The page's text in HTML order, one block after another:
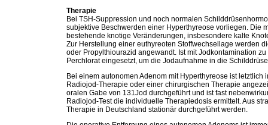
Therapie
Bei TSH-Suppression und noch normalen
subjektive Beschwerden einer Hyperthyreose vorliegen. Die
bestehende knotige Veränderungen, insbesondere kalte
Zur Herstellung einer euthyreoten Stoffwechsellage werden
oder Propylthiourazid angewandt. Ist mit Jodkontamination
Perchlorat eingesetzt, um die Jodaufnahme in die
Bei einem autonomen Adenom mit Hyperthyreose ist
Radiojod-Therapie oder einer chirurgischen Therapie
oralen Gabe von 131Jod durchgeführt und ist fast
Radiojod-Test die individuelle Therapiedosis ermittelt. Aus
Therapie in Deutschland stationär durchgeführt werden.